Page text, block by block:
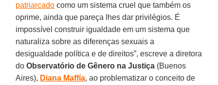
patriarcado como um sistema cruel que também os
oprime, ainda que pareça lhes dar privilégios. É
impossível construir igualdade em um sistema que
naturaliza sobre as diferenças sexuais a
desigualdade política e de direitos”, escreve a diretora
doObservatório de Gênero na Justiça (Buenos
Aires), Diana Maffía, ao problematizar o conceito de